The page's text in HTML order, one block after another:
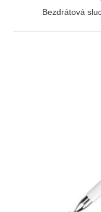
Bezdrátová